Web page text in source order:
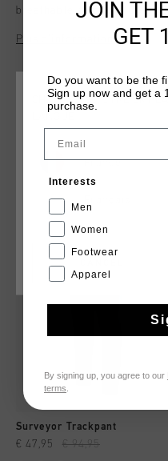
breathable, temperature
soft material prevents
activity. With branding on
Composition: 92%
Plus d’information
TU POURRAIS AIMER
Surveyor Trackpant
€ 47,95 € 94,95
CHOISISSEZ VOTRE
France
JOIN
GET
Do you want to be the
Sign up now and get a
purchase.
Interests
Men
Women
Footwear
Apparel
By signing up, you agree to our
terms